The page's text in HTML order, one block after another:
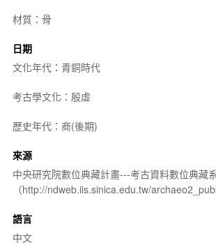
材質：骨
日期
文化年代：青銅時代
考古學文化：殷虛
歷史年代：商(後期)
來源
中央研究院數位典藏計畫---考古資料數位典藏
（http://ndweb.iis.sinica.edu.tw/
語言
中文